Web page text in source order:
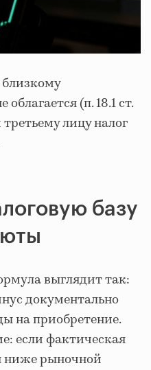
(п. 18.1 ст.
лицу налог
базу
выглядит так:
документально
на приобретение.
если фактическая
ниже рыночной